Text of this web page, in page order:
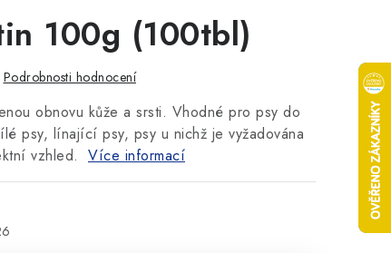
100g (100tbl)
Podrobnosti hodnocení
obnovu kůže a srsti. Vhodné pro psy do
psy, línající psy, psy u nichž je vyžadována
vzhled. Více informací